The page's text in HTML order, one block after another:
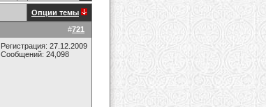
Опции темы
#721
Регистрация: 27.12.2009
Сообщений: 24,098